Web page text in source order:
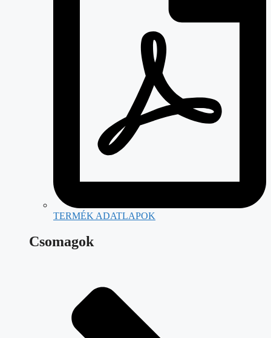
TERMÉK ADATLAPOK
Csomagok